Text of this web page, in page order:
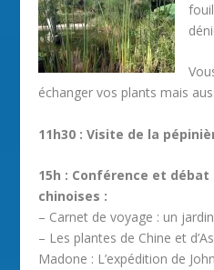
échanger vos plants mais
11h30 : Visite de la
15h : Conférence et
chinoises :
– Carnet de voyage : un
– Les plantes de Chine et
Madone : L’expédition de